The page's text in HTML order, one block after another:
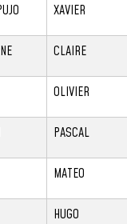
XAVIER
CLAIRE
OLIVIER
PASCAL
MATEO
HUGO